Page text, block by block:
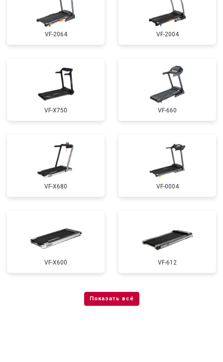
VF-2064 VF-2004
VF-X750 VF-660
VF-X680 VF-0004
VF-X600 VF-612